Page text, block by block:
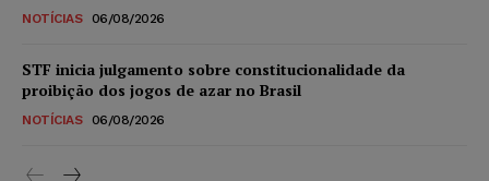
NOTÍCIAS 06/08/2026
STF inicia julgamento sobre constitucionalidade da
proibição dos jogos de azar no Brasil
NOTÍCIAS 06/08/2026